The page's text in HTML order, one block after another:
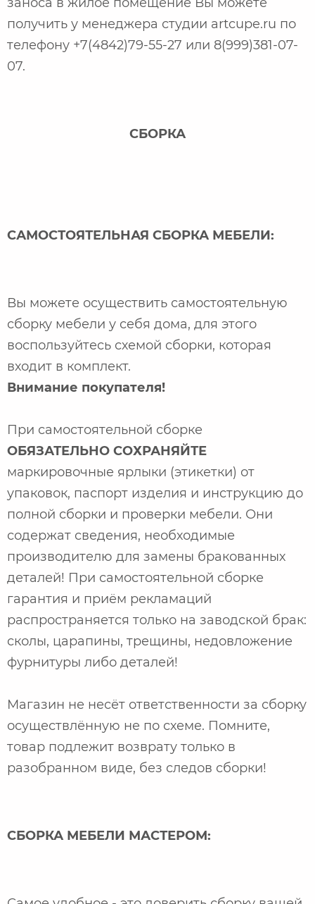
получить у менеджера студии artcupe.ru по
телефону +7(4842)79-55-27 или 8(999)381-07-
07.
СБОРКА
САМОСТОЯТЕЛЬНАЯ СБОРКА МЕБЕЛИ:
Вы можете осуществить самостоятельную
сборку мебели у себя дома, для этого
воспользуйтесь схемой сборки, которая
входит в комплект.
Внимание покупателя!
При самостоятельной сборке
ОБЯЗАТЕЛЬНО СОХРАНЯЙТЕ
маркировочные ярлыки (этикетки) от
упаковок, паспорт изделия и инструкцию до
полной сборки и проверки мебели. Они
содержат сведения, необходимые
производителю для замены бракованных
деталей! При самостоятельной сборке
гарантия и приём рекламаций
распространяется только на заводской брак:
сколы, царапины, трещины, недовложение
фурнитуры либо деталей!
Магазин не несёт ответственности за сборку
осуществлённую не по схеме. Помните,
товар подлежит возврату только в
разобранном виде, без следов сборки!
СБОРКА МЕБЕЛИ МАСТЕРОМ: